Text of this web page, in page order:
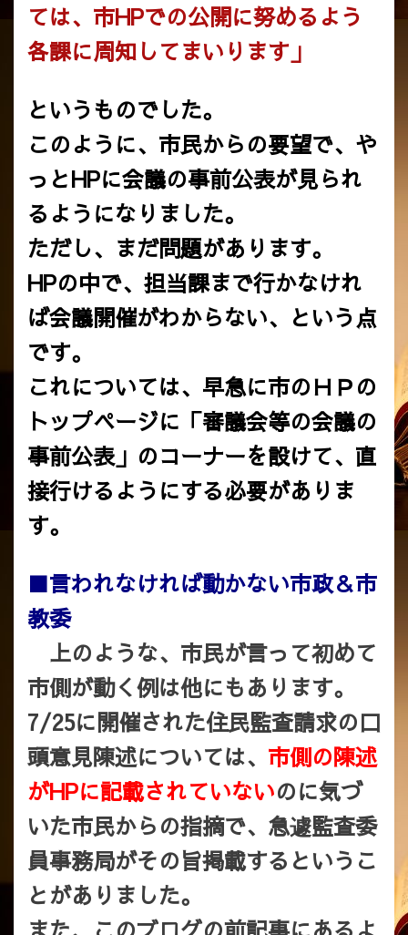
ては、市HPでの公開に努めるよう
各課に周知してまいります」
というものでした。
このように、市民からの要望で、や
っとHPに会議の事前公表が見られ
るようになりました。
ただし、まだ問題があります。
HPの中で、担当課まで行かなけれ
ば会議開催がわからない、という点
です。
これについては、早急に市のＨＰの
トップページに「審議会等の会議の
事前公表」のコーナーを設けて、直
接行けるようにする必要がありま
す。
■言われなければ動かない市政＆市
教委
上のような、市民が言って初めて
市側が動く例は他にもあります。
7/25に開催された住民監査請求の口
頭意見陳述については、 市側の陳述
がHPに記載されていないのに気づ
いた市民からの指摘で、急遽監査委
員事務局がその旨掲載するというこ
とがありました。